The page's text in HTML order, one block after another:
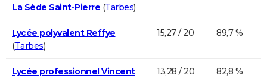
La Sède Saint-Pierre (Tarbes)
Lycée polyvalent Reffye
(Tarbes)
15,27 / 20 89,7 %
Lycée professionnel Vincent
13,28 / 20 82,8 %